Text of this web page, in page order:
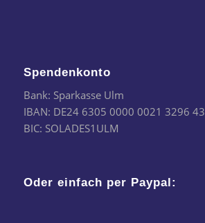
Spendenkonto
Bank: Sparkasse Ulm
IBAN: DE24 6305 0000 0021 3296 43
BIC: SOLADES1ULM
Oder einfach per Paypal: